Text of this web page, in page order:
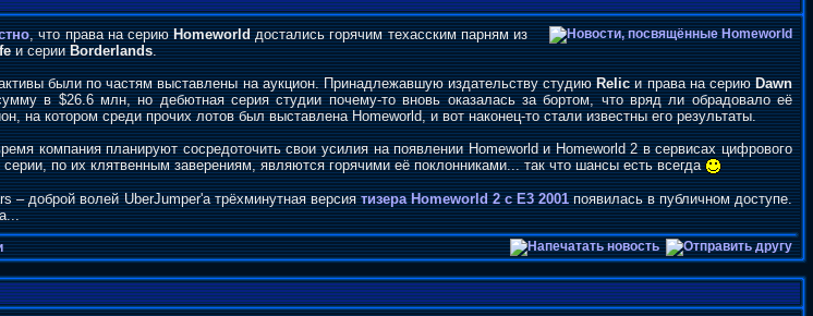
, что права на сериюHomeworldдостались горячим техасским парням из
и серииBorderlands.
были по частям выставлены на аукцион. Принадлежавшую издательству студиюRelicи права на сериюDawn
в $26.6 млн, но дебютная серия студии почему-то вновь оказалась за бортом, что вряд ли обрадовало её
на котором среди прочих лотов был выставлена Homeworld, и вот наконец-то стали известны его результаты.
компания планируют сосредоточить свои усилия на появлении Homeworld и Homeworld 2 в сервисах цифрового
по их клятвенным заверениям, являются горячими её поклонниками... так что шансы есть всегда
доброй волей UberJumper'a трёхминутная версиятизера Homeworld 2 c E3 2001появилась в публичном доступе.